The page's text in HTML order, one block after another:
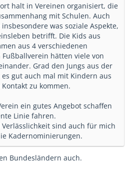
halt in Vereinen organisiert, die
mit Schulen. Auch
was soziale Aspekte,
betrifft. Die Kids aus
aus 4 verschiedenen
hätten viele von
Grad den Jungs aus der
gut auch mal mit Kindern aus
zu kommen.
ein gutes Angebot schaffen
Linie fahren.
sind auch für mich
Kadernominierungen.
Bundesländern auch.